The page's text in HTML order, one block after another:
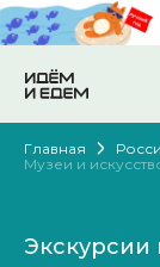
Главная
Музеи и